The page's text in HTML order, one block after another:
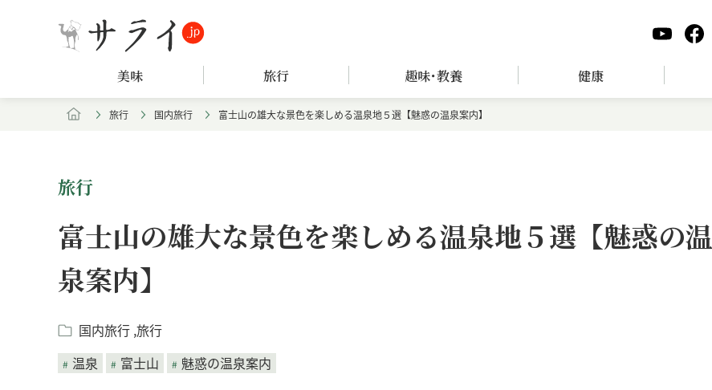
美味 旅行 趣味･教養 健康
旅行 国内旅行 富士山の雄大な景色を楽しめる温泉地５選【魅惑の温泉案内】
旅行
富士山の雄大な景色を楽しめる温泉地５選【魅惑の温
泉案内】
国内旅行 旅行
温泉
富士山 魅惑の温泉案内